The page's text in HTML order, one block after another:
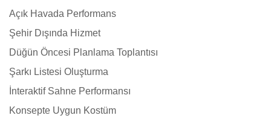
Açık Havada Performans
Şehir Dışında Hizmet
Düğün Öncesi Planlama Toplantısı
Şarkı Listesi Oluşturma
İnteraktif Sahne Performansı
Konsepte Uygun Kostüm